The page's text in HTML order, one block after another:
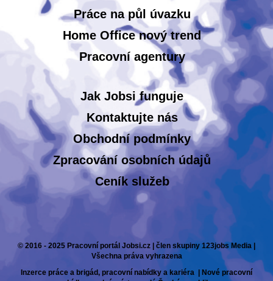
Práce na půl úvazku
Home Office nový trend
Pracovní agentury
Jak Jobsi funguje
Kontaktujte nás
Obchodní podmínky
Zpracování osobních údajů
Ceník služeb
© 2016 - 2025 Pracovní portál Jobsi.cz | člen skupiny 123jobs Media |
Všechna práva vyhrazena
Inzerce práce a brigád, pracovní nabídky a kariéra | Nové pracovní